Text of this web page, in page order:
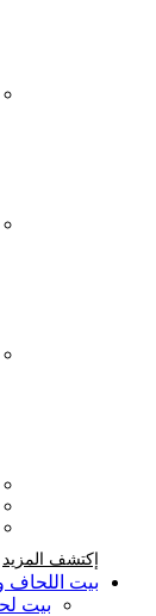
إكتشف المزيد
بيت اللحاف
بيت